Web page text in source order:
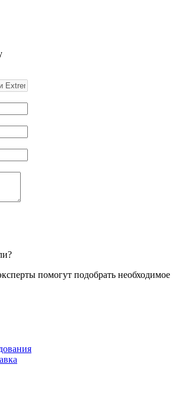
помогут подобрать необходимое